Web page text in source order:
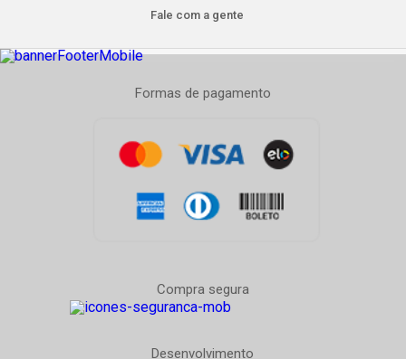
Fale com a gente
Formas de pagamento
Compra segura
Desenvolvimento